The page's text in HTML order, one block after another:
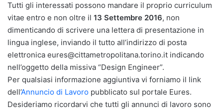
Tutti gli interessati possono mandare il proprio curriculum
vitae entro e non oltre il 13 Settembre 2016, non
dimenticando di scrivere una lettera di presentazione in
lingua inglese, inviando il tutto all’indirizzo di posta
elettronica eures@cittametropolitana.torino.it indicando
nell’oggetto della missiva “Design Engineer”.
Per qualsiasi informazione aggiuntiva vi forniamo il link
dell’Annuncio di Lavoro pubblicato sul portale Eures.
Desideriamo ricordarvi che tutti gli annunci di lavoro sono